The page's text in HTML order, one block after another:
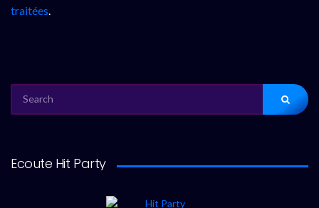
traitées.
FOR:
Ecoute Hit Party